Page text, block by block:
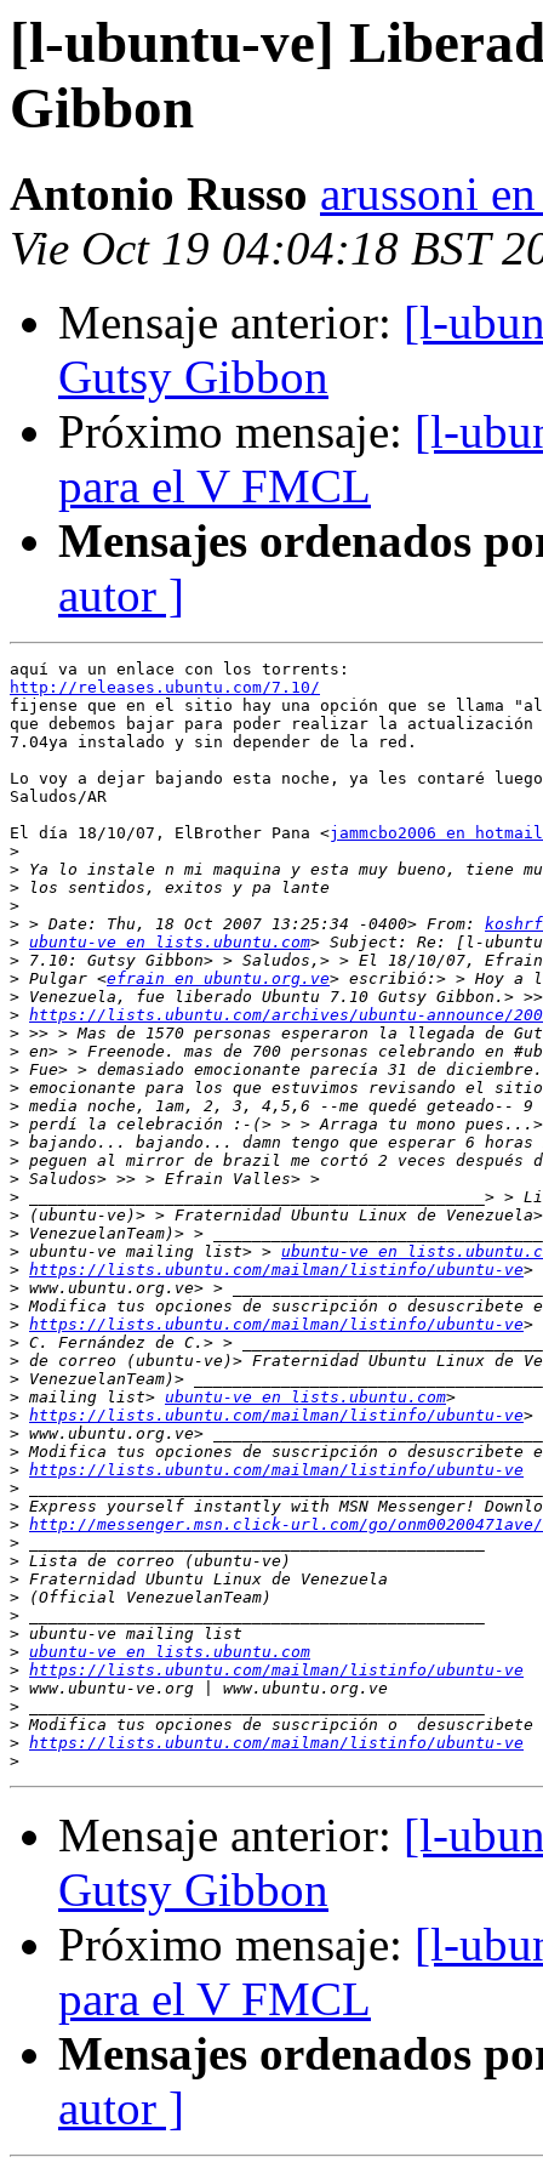
[l-ubuntu-ve]
Gibbon
Antonio Russo arussoni
Vie Oct 19 04:04:18 BST
Mensaje anterior: [l-
Gutsy Gibbon
Próximo mensaje: [l-
para el V FMCL
Mensajes ordenados
autor ]
http://releases.ubuntu.com/7.10/
fijense que en el sitio hay una opción que se llama
que debemos bajar para poder realizar la actualización
7.04ya instalado y sin depender de la red.
Lo voy a dejar bajando esta noche, ya les contaré
Saludos/AR
El día 18/10/07, ElBrother Pana <jammcbo2006 en
>
>
>
>
> > Date: Thu, 18 Oct 2007 13:25:34 -0400> From:
> ubuntu-ve en lists.ubuntu.com
>
> Pulgar <efrain en ubuntu.org.ve
>
> https://lists.ubuntu.com/archives/ubuntu-announce/
>
>
>
>
>
>
>
>
>
>
>
>
> ubuntu-ve mailing list> > ubuntu-ve en
> https://lists.ubuntu.com/mailman/listinfo/ubuntu-ve
>
>
> https://lists.ubuntu.com/mailman/listinfo/ubuntu-ve
>
>
>
> mailing list> ubuntu-ve en lists.ubuntu.com
> https://lists.ubuntu.com/mailman/listinfo/ubuntu-ve
>
>
> https://lists.ubuntu.com/mailman/listinfo/ubuntu-ve
>
>
> http://messenger.msn.click-url.com/go/
>
>
>
>
>
>
> ubuntu-ve en lists.ubuntu.com
> https://lists.ubuntu.com/mailman/listinfo/ubuntu-ve
>
>
>
> https://lists.ubuntu.com/mailman/listinfo/ubuntu-ve
>
Mensaje anterior: [l-
Gutsy Gibbon
Próximo mensaje: [l-
para el V FMCL
Mensajes ordenados
autor ]